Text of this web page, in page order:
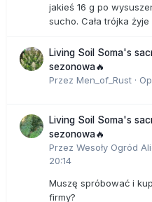
jakieś 16 g po
sucho. Cała trójka żyje
Living Soil Soma's
sezonowa🔥
Przez Men_of_Rust ·
Living Soil Soma's
sezonowa🔥
Przez Wesoły Ogród
20:14
Muszę spróbować i
firmy?